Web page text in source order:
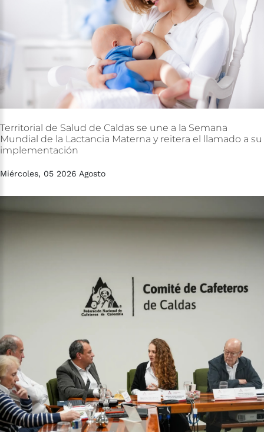
Territorial de Salud de Caldas se une a la Semana
Mundial de la Lactancia Materna y reitera el llamado a su
implementación
Miércoles, 05 2026 Agosto